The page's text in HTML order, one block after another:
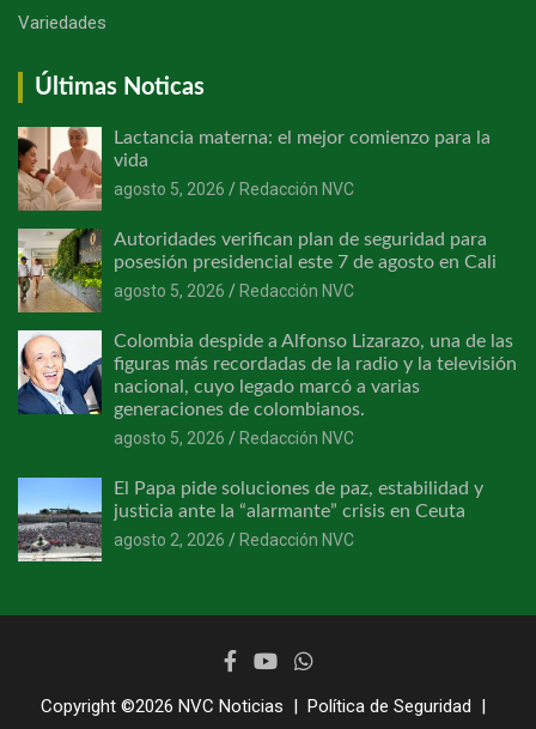
Variedades
Últimas Noticas
Lactancia materna: el mejor comienzo para la
vida
agosto 5, 2026
Redacción NVC
Autoridades verifican plan de seguridad para
posesión presidencial este 7 de agosto en Cali
agosto 5, 2026
Redacción NVC
Colombia despide a Alfonso Lizarazo, una de las
figuras más recordadas de la radio y la televisión
nacional, cuyo legado marcó a varias
generaciones de colombianos.
agosto 5, 2026
Redacción NVC
El Papa pide soluciones de paz, estabilidad y
justicia ante la “alarmante” crisis en Ceuta
agosto 2, 2026
Redacción NVC
Copyright ©2026 NVC Noticias
Política de Seguridad